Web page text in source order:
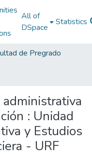
All of
DSpace
Statistics
de Pregrado
: Unidad
y Estudios
- URF